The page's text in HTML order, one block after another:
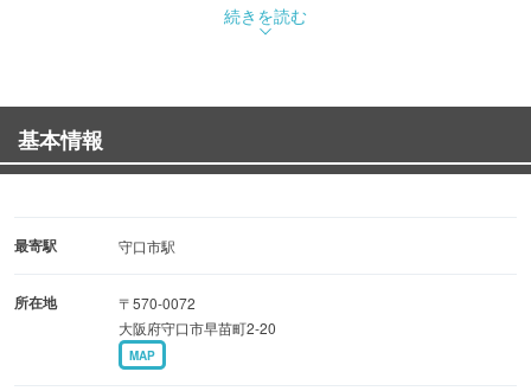
体感あるパーティ
【1F 4名様 半個室】皆でワイワイ騒げるお席
【３Fフロア】最大28名様の貸切宴会フロアが完成しまし
季節限定！その時期の旬の食材をふんだんに使ったコース
料理をお楽しみ頂けます♪
続きを読む
基本情報
最寄駅 守口市駅
所在地
〒570-0072
大阪府守口市早苗町2-20
MAP